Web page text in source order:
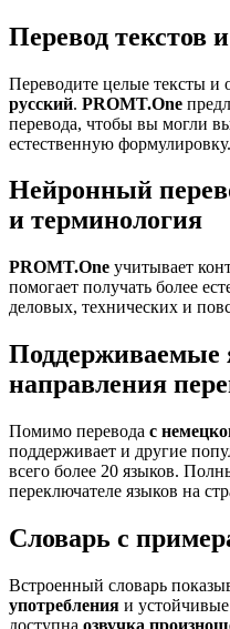
Перевод текстов
Переводите целые тексты и
русский. PROMT.One
перевода, чтобы вы могли
естественную формулировку.
Нейронный
и терминология
PROMT.One учитывает
помогает получать более
деловых, технических и
Поддерживаемые
направления
Помимо перевода с
поддерживает и другие
всего более 20 языков.
переключателе языков на
Словарь с
Встроенный словарь
употребления и
доступна озвучка